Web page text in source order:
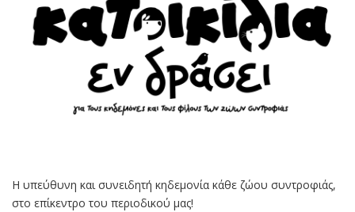
Η υπεύθυνη και συνειδητή κηδεμονία κάθε ζώου συντροφιάς,
στο επίκεντρο του περιοδικού μας!